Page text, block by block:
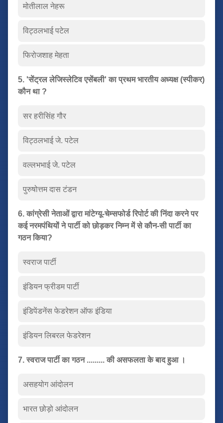
मोतीलाल नेहरू
विट्ठलभाई पटेल
फिरोजशाह मेहता
5. 'सेंट्रल लेजिस्लेटिव एसेंबली' का प्रथम भारतीय अध्यक्ष (स्पीकर)
कौन था ?
सर हरीसिंह गौर
विट्ठलभाई जे. पटेल
वल्लभभाई जे. पटेल
पुरुषोत्तम दास टंडन
6. कांग्रेसी नेताओं द्वारा मांटेग्यू-चेम्सफोर्ड रिपोर्ट की निंदा करने पर
कई नरमपंथियों ने पार्टी को छोड़कर निम्न में से कौन-सी पार्टी का
गठन किया?
स्वराज पार्टी
इंडियन फ्रीडम पार्टी
इंडिपेंडनेंस फेडरेशन ऑफ इंडिया
इंडियन लिबरल फेडरेशन
7. स्वराज पार्टी का गठन ......... की असफलता के बाद हुआ ।
असहयोग आंदोलन
भारत छोड़ो आंदोलन